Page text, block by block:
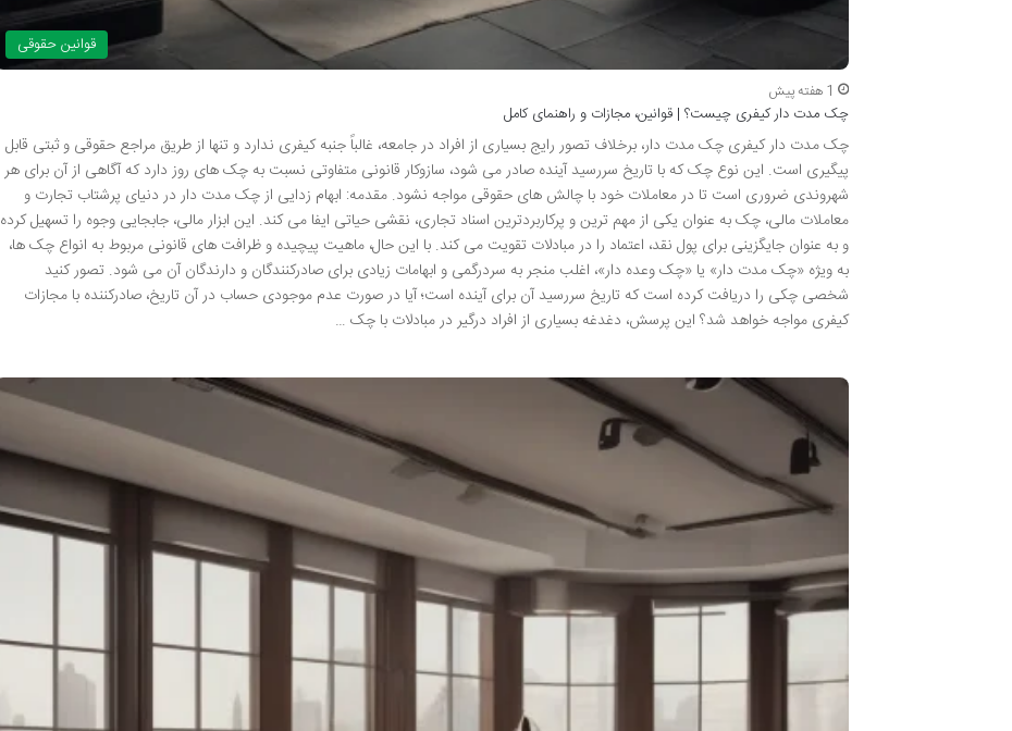
قوانین حقوقی
1 هفته پیش
چک مدت دار کیفری چیست؟ | قوانین، مجازات و راهنمای کامل
چک مدت دار کیفری چک مدت دار، برخلاف تصور رایج بسیاری از افراد در جامعه، غالباً جنبه کیفری ندارد و تنها از طریق مراجع حقوقی و ثبتی قابل
پیگیری است. این نوع چک که با تاریخ سررسید آینده صادر می شود، سازوکار قانونی متفاوتی نسبت به چک های روز دارد که آگاهی از آن برای هر
شهروندی ضروری است تا در معاملات خود با چالش های حقوقی مواجه نشود. مقدمه: ابهام زدایی از چک مدت دار در دنیای پرشتاب تجارت و
معاملات مالی، چک به عنوان یکی از مهم ترین و پرکاربردترین اسناد تجاری، نقشی حیاتی ایفا می کند. این ابزار مالی، جابجایی وجوه را تسهیل کرده
و به عنوان جایگزینی برای پول نقد، اعتماد را در مبادلات تقویت می کند. با این حال، ماهیت پیچیده و ظرافت های قانونی مربوط به انواع چک ها،
به ویژه «چک مدت دار» یا «چک وعده دار»، اغلب منجر به سردرگمی و ابهامات زیادی برای صادرکنندگان و دارندگان آن می شود. تصور کنید
شخصی چکی را دریافت کرده است که تاریخ سررسید آن برای آینده است؛ آیا در صورت عدم موجودی حساب در آن تاریخ، صادرکننده با مجازات
کیفری مواجه خواهد شد؟ این پرسش، دغدغه بسیاری از افراد درگیر در مبادلات با چک …